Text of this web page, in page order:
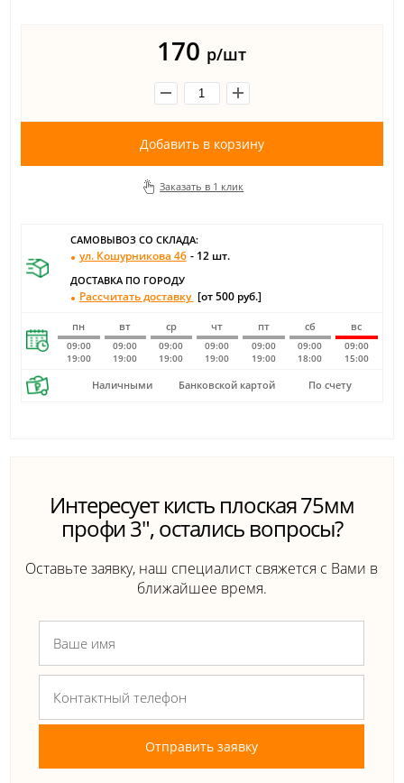
170 р/шт
Добавить в корзину
Заказать в 1 клик
САМОВЫВОЗ СО СКЛАДА:
ул. Кошурникова 46 - 12 шт.
ДОСТАВКА ПО ГОРОДУ
Рассчитать доставку [от 500 руб.]
пн вт ср чт пт сб вс
09:00
19:00
09:00
19:00
09:00
19:00
09:00
19:00
09:00
19:00
09:00
18:00
09:00
15:00
Наличными Банковской картой По счету
Интересует кисть плоская 75мм
профи 3", остались вопросы?
Оставьте заявку, наш специалист свяжется с Вами в
ближайшее время.
Отправить заявку